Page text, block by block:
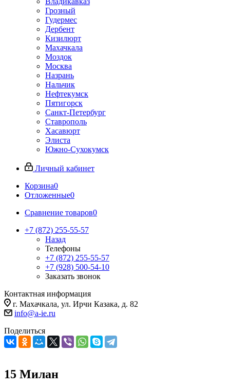
Грозный
Гудермес
Дербент
Кизилюрт
Махачкала
Моздок
Москва
Назрань
Нальчик
Нефтекумск
Пятигорск
Санкт-Петербург
Ставрополь
Хасавюрт
Элиста
Южно-Сухокумск
Личный кабинет
Корзина0
Отложенные0
Сравнение товаров0
+7 (872) 255-55-57
Назад
Телефоны
+7 (872) 255-55-57
+7 (928) 500-54-10
Заказать звонок
Контактная информация
г. Махачкала, ул. Ирчи Казака, д. 82
info@a-ie.ru
Поделиться
15 Милан